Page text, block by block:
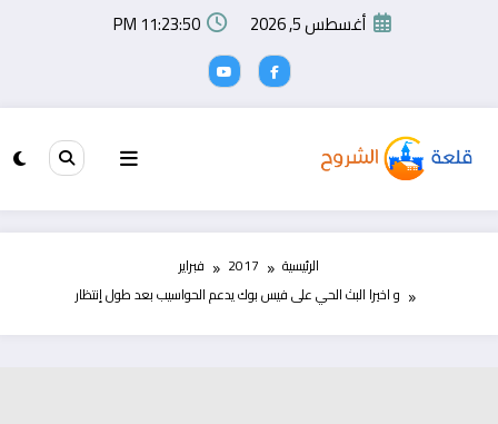
أغسطس 5, 2026 11:23:50 PM
الرئيسية 2017
فبراير
و اخيرا البث الحي على فيس بوك يدعم الحواسيب بعد طول إنتظار